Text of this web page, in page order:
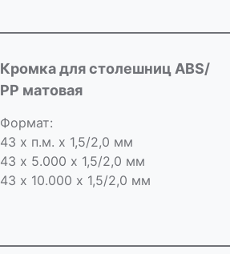
Кромка для столешниц ABS/
РР матовая
Формат:
43 х п.м. х 1,5/2,0 мм
43 х 5.000 х 1,5/2,0 мм
43 х 10.000 х 1,5/2,0 мм